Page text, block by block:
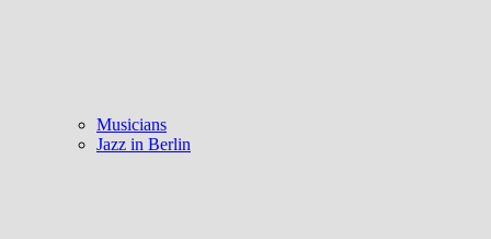
Musicians
Jazz in Berlin